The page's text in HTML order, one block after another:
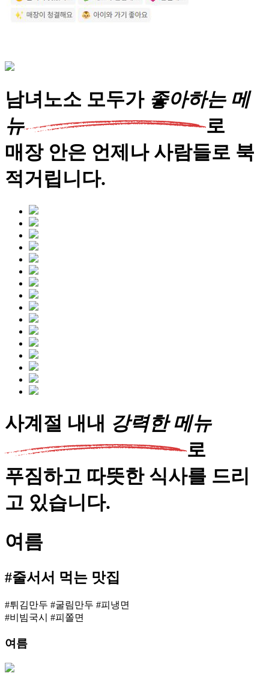
남녀노소 모두가 좋아하는 메
뉴
로
매장안은 언제나 사람들로 북
적거립니다.
사계절 내내 강력한 메뉴
로
푸짐하고 따뜻한 식사를 드리
고 있습니다.
여름
#줄서서 먹는 맛집
#튀김만두 #굴림만두 #피냉면
#비빔국시 #피쫄면
여름